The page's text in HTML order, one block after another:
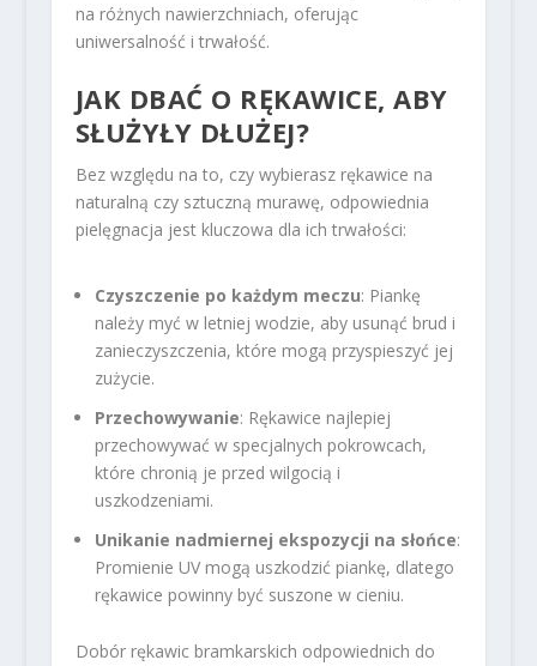
na różnych nawierzchniach, oferując
uniwersalność i trwałość.
JAK DBAĆ O RĘKAWICE, ABY
SŁUŻYŁY DŁUŻEJ?
Bez względu na to, czy wybierasz rękawice na
naturalną czy sztuczną murawę, odpowiednia
pielęgnacja jest kluczowa dla ich trwałości:
Czyszczenie po każdym meczu: Piankę
należy myć w letniej wodzie, aby usunąć brud i
zanieczyszczenia, które mogą przyspieszyć jej
zużycie.
Przechowywanie: Rękawice najlepiej
przechowywać w specjalnych pokrowcach,
które chronią je przed wilgocią i
uszkodzeniami.
Unikanie nadmiernej ekspozycji na słońce:
Promienie UV mogą uszkodzić piankę, dlatego
rękawice powinny być suszone w cieniu.
Dobór rękawic bramkarskich odpowiednich do